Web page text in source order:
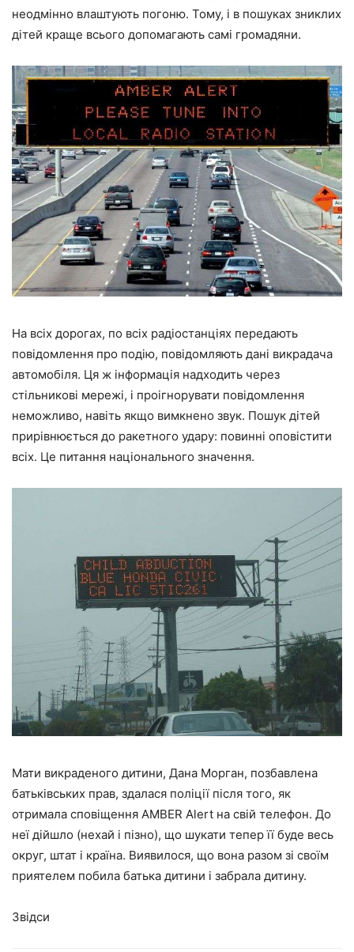
неодмінно влаштують погоню. Тому, і в пошуках зниклих
дітей краще всього допомагають самі громадяни.
На всіх дорогах, по всіх радіостанціях передають
повідомлення про подію, повідомляють дані викрадача
автомобіля. Ця ж інформація надходить через
стільникові мережі, і проігнорувати повідомлення
неможливо, навіть якщо вимкнено звук. Пошук дітей
прирівнюється до ракетного удару: повинні оповістити
всіх. Це питання національного значення.
Мати викраденого дитини, Дана Морган, позбавлена
батьківських прав, здалася поліції після того, як
отримала сповіщення AMBER Alert на свій телефон. До
неї дійшло (нехай і пізно), що шукати тепер її буде весь
округ, штат і країна. Виявилося, що вона разом зі своїм
приятелем побила батька дитини і забрала дитину.
Звідси